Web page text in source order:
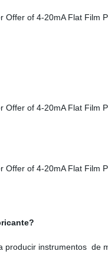
producir instrumentos de